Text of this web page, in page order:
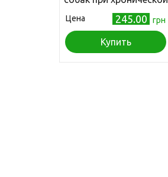
недостаточности, с
яйцами, картофелем и
курицей, 300 г
Цена 245.00 грн
Купить